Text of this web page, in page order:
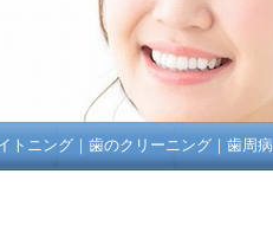
トニング｜ 歯のクリーニング｜ 歯周病